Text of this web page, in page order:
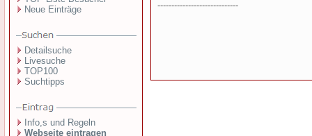
Neue Einträge
Detailsuche
Livesuche
TOP100
Suchtipps
Info,s und Regeln
Webseite eintragen
-----------------------------